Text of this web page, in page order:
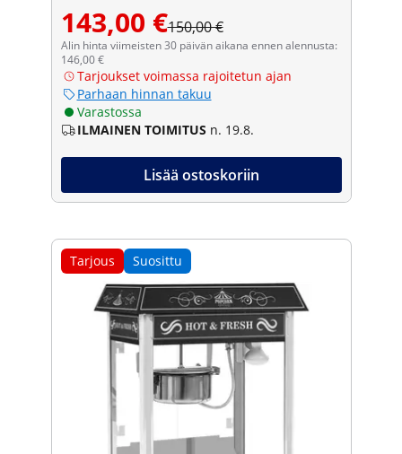
143,00 €150,00 €
Alin hinta viimeisten 30 päivän aikana ennen alennusta:
146,00 €
Tarjoukset voimassa rajoitetun ajan
Parhaan hinnan takuu
Varastossa
ILMAINEN TOIMITUS n. 19.8.
Lisää ostoskoriin
Tarjous Suosittu